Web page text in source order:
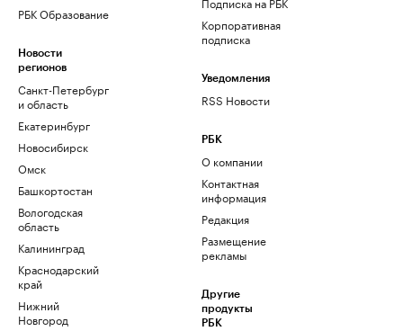
РБК Образование
Новости
регионов
Санкт-Петербург
и область
Екатеринбург
Новосибирск
Омск
Башкортостан
Вологодская
область
Калининград
Краснодарский
край
Нижний
Новгород
Корпоративная
подписка
Уведомления
RSS Новости
РБК
О компании
Контактная
информация
Редакция
Размещение
рекламы
Другие
продукты
РБК